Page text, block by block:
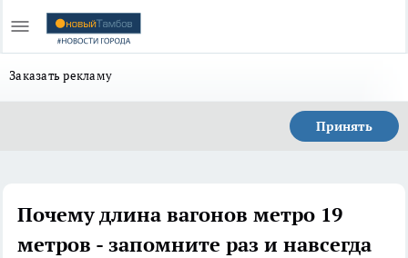
Заказать рекламу
Принять
Почему длина вагонов метро 19
метров - запомните раз и навсегда